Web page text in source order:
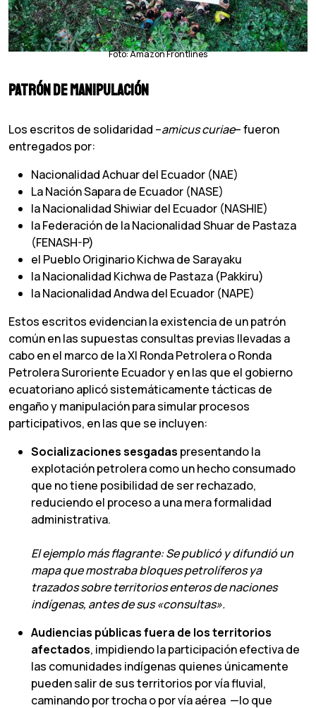
Foto: Amazon Frontlines
Patrón de manipulación
Los escritos de solidaridad –amicus curiae– fueron
entregados por:
Nacionalidad Achuar del Ecuador (NAE)
La Nación Sapara de Ecuador (NASE)
la Nacionalidad Shiwiar del Ecuador (NASHIE)
la Federación de la Nacionalidad Shuar de Pastaza
(FENASH-P)
el Pueblo Originario Kichwa de Sarayaku
la Nacionalidad Kichwa de Pastaza (Pakkiru)
la Nacionalidad Andwa del Ecuador (NAPE)
Estos escritos evidencian la existencia de un patrón
común en las supuestas consultas previas llevadas a
cabo en el marco de la XI Ronda Petrolera o Ronda
Petrolera Suroriente Ecuador y en las que el gobierno
ecuatoriano aplicó sistemáticamente tácticas de
engaño y manipulación para simular procesos
participativos, en las que se incluyen:
Socializaciones sesgadas presentando la
explotación petrolera como un hecho consumado
que no tiene posibilidad de ser rechazado,
reduciendo el proceso a una mera formalidad
administrativa.
El ejemplo más flagrante: Se publicó y difundió un
mapa que mostraba bloques petrolíferos ya
trazados sobre territorios enteros de naciones
indígenas, antes de sus «consultas».
Audiencias públicas fuera de los territorios
afectados, impidiendo la participación efectiva de
las comunidades indígenas quienes únicamente
pueden salir de sus territorios por vía fluvial,
caminando por trocha o por vía aérea —lo que